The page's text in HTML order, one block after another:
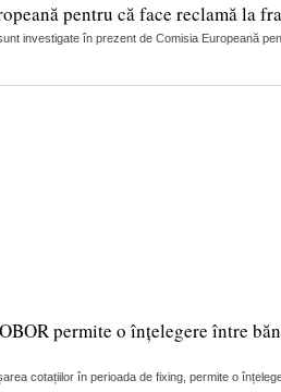
pentru că face reclamă la
investigate în prezent de Comisia Europeană
permite o înțelegere între
cotațiilor în perioada de fixing, permite o